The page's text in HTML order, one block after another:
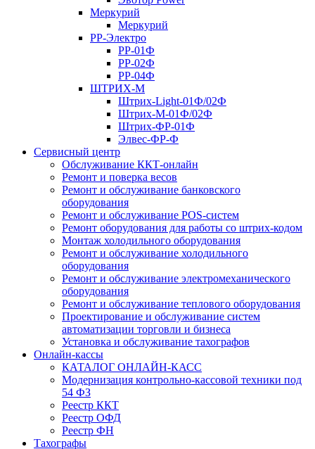
Меркурий
Меркурий
РР-Электро
РР-01Ф
РР-02Ф
РР-04Ф
ШТРИХ-М
Штрих-Light-01Ф/02Ф
Штрих-М-01Ф/02Ф
Штрих-ФР-01Ф
Элвес-ФР-Ф
Сервисный центр
Обслуживание ККТ-онлайн
Ремонт и поверка весов
Ремонт и обслуживание банковского
оборудования
Ремонт и обслуживание POS-систем
Ремонт оборудования для работы со штрих-кодом
Монтаж холодильного оборудования
Ремонт и обслуживание холодильного
оборудования
Ремонт и обслуживание электромеханического
оборудования
Ремонт и обслуживание теплового оборудования
Проектирование и обслуживание систем
автоматизации торговли и бизнеса
Установка и обслуживание тахографов
Онлайн-кассы
КАТАЛОГ ОНЛАЙН-КАСС
Модернизация контрольно-кассовой техники под
54 ФЗ
Реестр ККТ
Реестр ОФД
Реестр ФН
Тахографы